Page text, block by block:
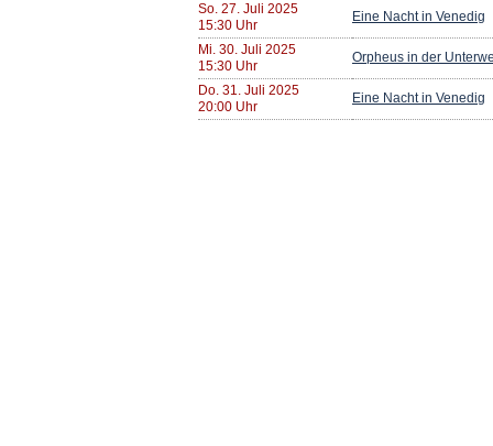
So. 27. Juli 2025
15:30 Uhr
Eine Nacht in Venedig
Mi. 30. Juli 2025
15:30 Uhr
Orpheus in der
Do. 31. Juli 2025
20:00 Uhr
Eine Nacht in Venedig